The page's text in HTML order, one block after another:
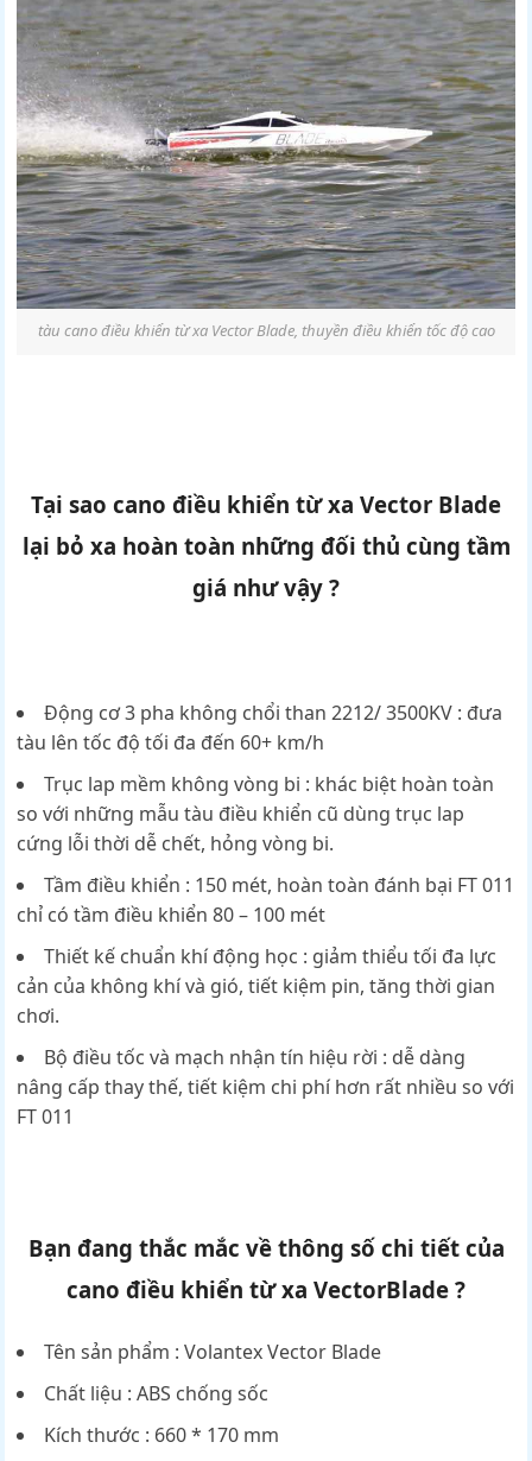
tàu cano điều khiển từ xa Vector Blade, thuyền điều khiển tốc độ cao
Tại sao cano điều khiển từ xa Vector Blade
lại bỏ xa hoàn toàn những đối thủ cùng tầm
giá như vậy ?
Động cơ 3 pha không chổi than 2212/ 3500KV : đưa
tàu lên tốc độ tối đa đến 60+ km/h
Trục lap mềm không vòng bi : khác biệt hoàn toàn
so với những mẫu tàu điều khiển cũ dùng trục lap
cứng lỗi thời dễ chết, hỏng vòng bi.
Tầm điều khiển : 150 mét, hoàn toàn đánh bại FT 011
chỉ có tầm điều khiển 80 – 100 mét
Thiết kế chuẩn khí động học : giảm thiểu tối đa lực
cản của không khí và gió, tiết kiệm pin, tăng thời gian
chơi.
Bộ điều tốc và mạch nhận tín hiệu rời : dễ dàng
nâng cấp thay thế, tiết kiệm chi phí hơn rất nhiều so với
FT 011
Bạn đang thắc mắc về thông số chi tiết của
cano điều khiển từ xa VectorBlade ?
Tên sản phẩm : Volantex Vector Blade
Chất liệu : ABS chống sốc
Kích thước : 660 * 170 mm